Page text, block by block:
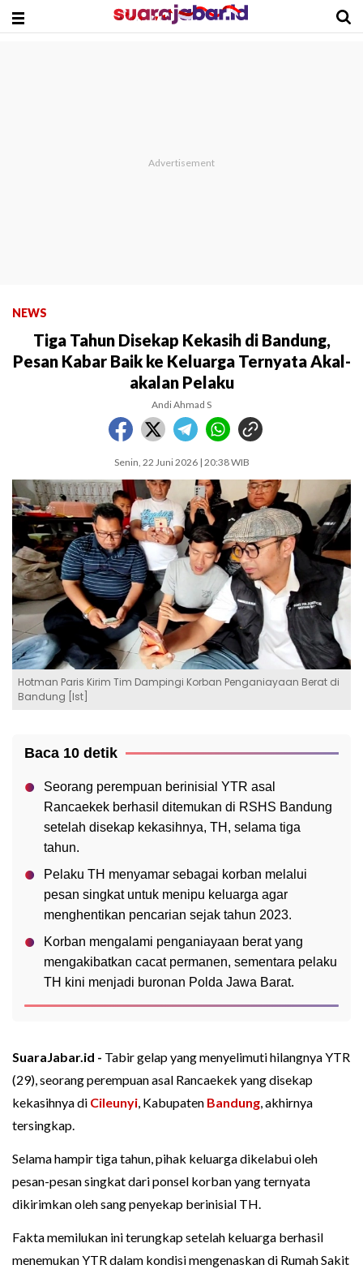
NEWS
Tiga Tahun Disekap Kekasih di Bandung,
Pesan Kabar Baik ke Keluarga Ternyata Akal-
akalan Pelaku
Andi Ahmad S
Senin, 22 Juni 2026 | 20:38 WIB
Hotman Paris Kirim Tim Dampingi Korban Penganiayaan Berat di
Bandung [Ist]
Baca 10 detik
Seorang perempuan berinisial YTR asal
Rancaekek berhasil ditemukan di RSHS Bandung
setelah disekap kekasihnya, TH, selama tiga
tahun.
Pelaku TH menyamar sebagai korban melalui
pesan singkat untuk menipu keluarga agar
menghentikan pencarian sejak tahun 2023.
Korban mengalami penganiayaan berat yang
mengakibatkan cacat permanen, sementara pelaku
TH kini menjadi buronan Polda Jawa Barat.
SuaraJabar.id - Tabir gelap yang menyelimuti hilangnya YTR
(29), seorang perempuan asal Rancaekek yang disekap
kekasihnya di Cileunyi, Kabupaten Bandung, akhirnya
tersingkap.
Selama hampir tiga tahun, pihak keluarga dikelabui oleh
pesan-pesan singkat dari ponsel korban yang ternyata
dikirimkan oleh sang penyekap berinisial TH.
Fakta memilukan ini terungkap setelah keluarga berhasil
menemukan YTR dalam kondisi mengenaskan di Rumah Sakit